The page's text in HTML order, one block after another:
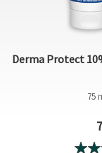
Derma Protect
75